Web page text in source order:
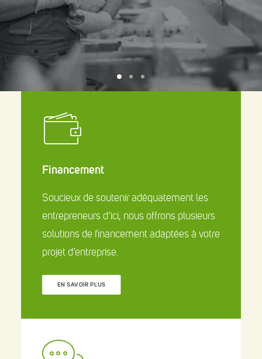
Événements
Nous joindre
Demande de rendez-vous
For ENGLISH click here
Search
Financement
Soucieux de soutenir adéquatement les
entrepreneurs d’ici, nous offrons plusieurs
solutions de financement adaptées à votre
projet d’entreprise.
EN SAVOIR PLUS